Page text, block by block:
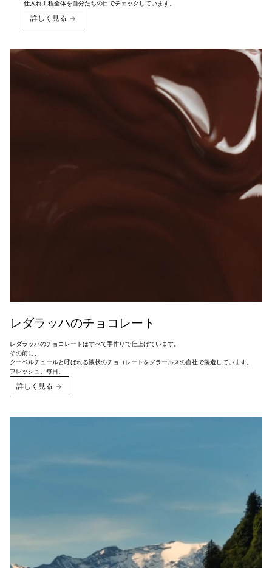
仕入れ工程全体を自分たちの目でチェックしています。
詳しく見る
レダラッハのチョコレート
レダラッハのチョコレートはすべて手作りで仕上げています。
その前に、
クーベルチュールと呼ばれる液状のチョコレートをグラールスの自社で製造しています。
フレッシュ。毎日。
詳しく見る